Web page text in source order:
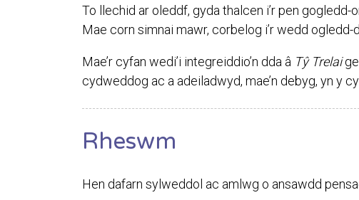
To llechid ar oleddf, gyda thalcen i’r pen
Mae corn simnai mawr, corbelog i’r wedd
Mae’r cyfan wedi’i integreiddio’n dda â Tŷ Trelai
cydweddog ac a adeiladwyd, mae’n debyg, yn y
Rheswm
Hen dafarn sylweddol ac amlwg o ansawdd